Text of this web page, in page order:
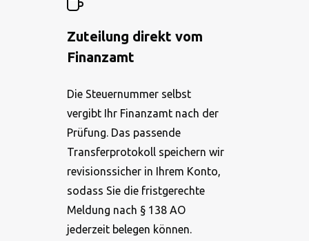
Zuteilung direkt vom
Finanzamt
Die Steuernummer selbst
vergibt Ihr Finanzamt nach der
Prüfung. Das passende
Transferprotokoll speichern wir
revisionssicher in Ihrem Konto,
sodass Sie die fristgerechte
Meldung nach § 138 AO
jederzeit belegen können.